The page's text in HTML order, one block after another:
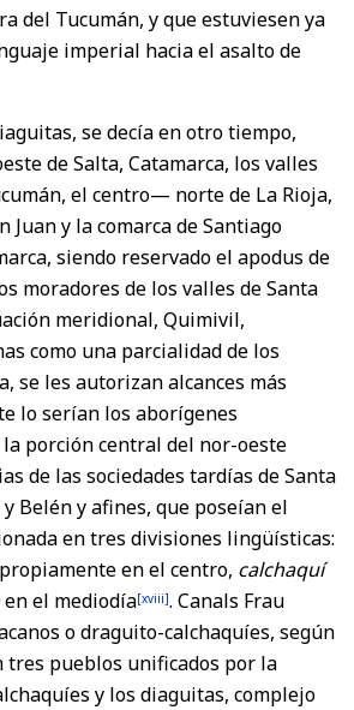
del Tucumán, y que estuviesen ya
imperial hacia el asalto de
se decía en otro tiempo,
de Salta, Catamarca, los valles
el centro— norte de La Rioja,
Juan y la comarca de Santiago
siendo reservado el apodus de
moradores de los valles de Santa
meridional, Quimivil,
como una parcialidad de los
se les autorizan alcances más
lo serían los aborígenes
porción central del nor-oeste
de las sociedades tardías de Santa
Belén y afines, que poseían el
en tres divisiones lingüísticas:
propiamente en el centro, calchaquí
en el mediodía[xviii]. Canals Frau
o draguito-calchaquíes, según
tres pueblos unificados por la
y los diaguitas, complejo